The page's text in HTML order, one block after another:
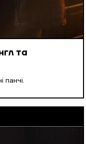
та
панчі.